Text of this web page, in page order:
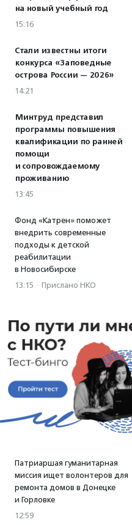
на новый учебный год
15:16
Стали известны итоги
конкурса «Заповедные
острова России — 2026»
14:21
Минтруд представил
программы повышения
квалификации по ранней
помощи
и сопровождаемому
проживанию
13:45
Фонд «Катрен» поможет
внедрить современные
подходы к детской
реабилитации
в Новосибирске
13:15 · Прислано НКО
Патриаршая гуманитарная
миссия ищет волонтеров для
ремонта домов в Донецке
и Горловке
12:59